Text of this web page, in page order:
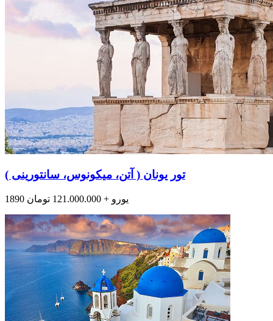
تور یونان ( آتن، میکونوس، سانتورینی )
1890 یورو + 121.000.000 تومان